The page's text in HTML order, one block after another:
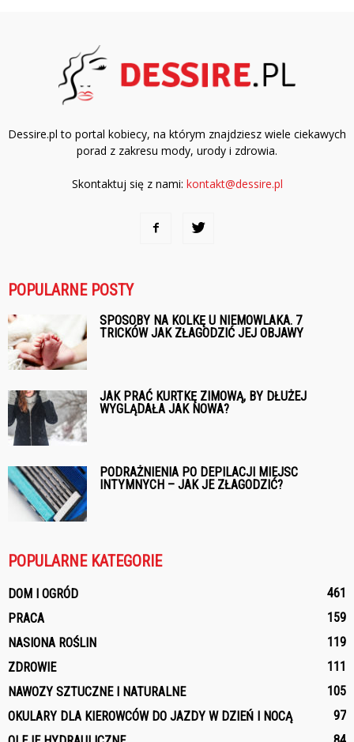
Dessire.pl to portal kobiecy, na którym znajdziesz wiele ciekawych
porad z zakresu mody, urody i zdrowia.
Skontaktuj się z nami: kontakt@dessire.pl
POPULARNE POSTY
SPOSOBY NA KOLKĘ U NIEMOWLAKA. 7
TRICKÓW JAK ZŁAGODZIĆ JEJ OBJAWY
JAK PRAĆ KURTKĘ ZIMOWĄ, BY DŁUŻEJ
WYGLĄDAŁA JAK NOWA?
PODRAŻNIENIA PO DEPILACJI MIEJSC
INTYMNYCH – JAK JE ZŁAGODZIĆ?
POPULARNE KATEGORIE
DOM I OGRÓD
461
PRACA
159
NASIONA ROŚLIN
119
ZDROWIE
111
NAWOZY SZTUCZNE I NATURALNE
105
OKULARY DLA KIEROWCÓW DO JAZDY W DZIEŃ I NOCĄ
97